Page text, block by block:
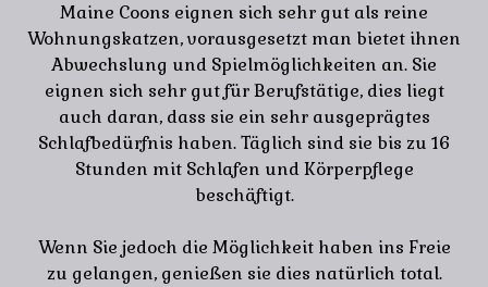
Maine Coons eignen sich sehr gut als reine
Wohnungskatzen, vorausgesetzt man bietet ihnen
Abwechslung und Spielmöglichkeiten an. Sie
eignen sich sehr gut für Berufstätige, dies liegt
auch daran, dass sie ein sehr ausgeprägtes
Schlafbedürfnis haben. Täglich sind sie bis zu 16
Stunden mit Schlafen und Körperpflege
beschäftigt.
Wenn Sie jedoch die Möglichkeit haben ins Freie
zu gelangen, genießen sie dies natürlich total.